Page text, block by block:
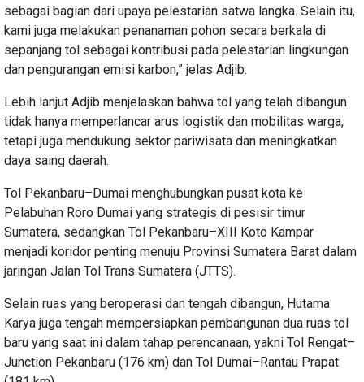
sebagai bagian dari upaya pelestarian satwa langka. Selain itu,
kami juga melakukan penanaman pohon secara berkala di
sepanjang tol sebagai kontribusi pada pelestarian lingkungan
dan pengurangan emisi karbon,” jelas Adjib.
Lebih lanjut Adjib menjelaskan bahwa tol yang telah dibangun
tidak hanya memperlancar arus logistik dan mobilitas warga,
tetapi juga mendukung sektor pariwisata dan meningkatkan
daya saing daerah.
Tol Pekanbaru–Dumai menghubungkan pusat kota ke
Pelabuhan Roro Dumai yang strategis di pesisir timur
Sumatera, sedangkan Tol Pekanbaru–XIII Koto Kampar
menjadi koridor penting menuju Provinsi Sumatera Barat dalam
jaringan Jalan Tol Trans Sumatera (JTTS).
Selain ruas yang beroperasi dan tengah dibangun, Hutama
Karya juga tengah mempersiapkan pembangunan dua ruas tol
baru yang saat ini dalam tahap perencanaan, yakni Tol Rengat–
Junction Pekanbaru (176 km) dan Tol Dumai–Rantau Prapat